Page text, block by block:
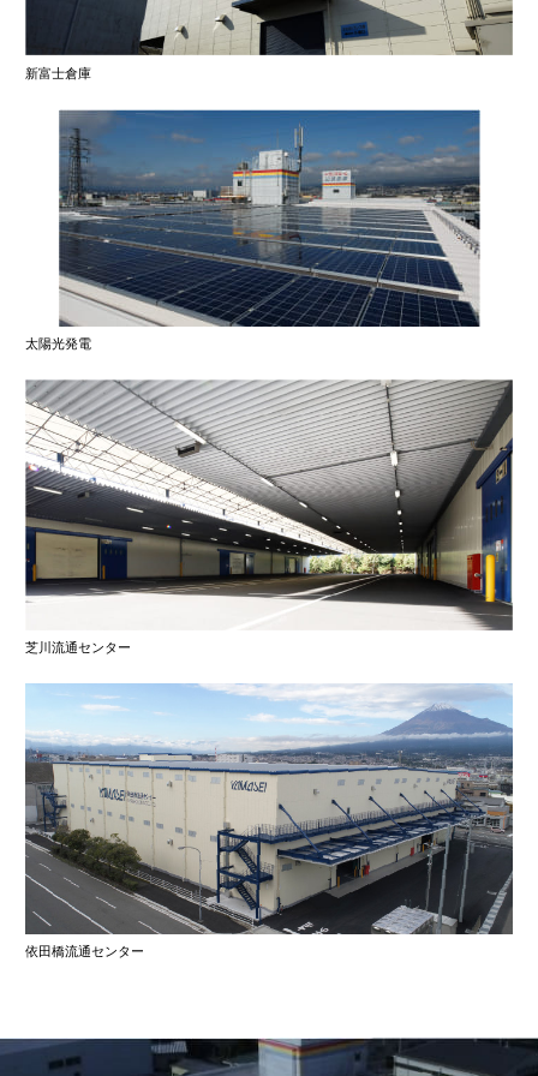
新富士倉庫
太陽光発電
芝川流通センター
依田橋流通センター